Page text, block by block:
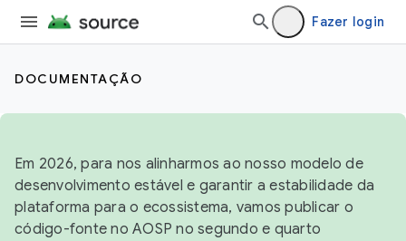
Fazer login
DOCUMENTAÇÃO
Em 2026, para nos alinharmos ao nosso modelo de
desenvolvimento estável e garantir a estabilidade da
plataforma para o ecossistema, vamos publicar o
código-fonte no AOSP no segundo e quarto